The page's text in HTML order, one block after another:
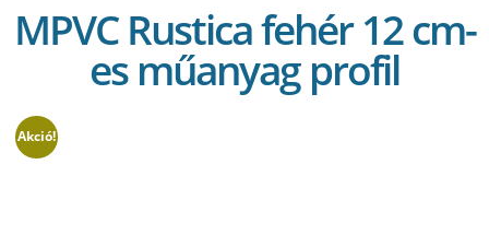
MPVC Rustica fehér 12 cm-
es műanyag profil
Akció!